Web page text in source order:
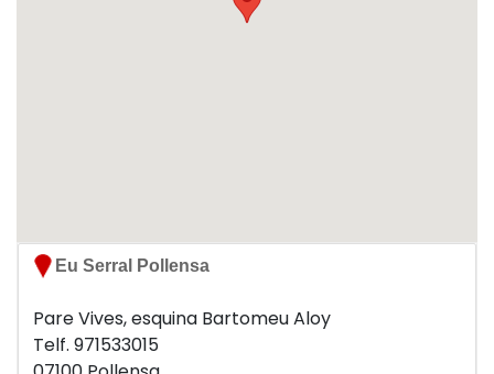
Eu Serral Pollensa
Pare Vives, esquina Bartomeu Aloy
Telf. 971533015
07100 Pollensa